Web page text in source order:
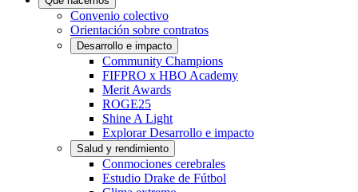
Convenio colectivo
Orientación sobre contratos
Desarrollo e impacto
Community Champions
FIFPRO x HBO Academy
Merit Awards
ROGE25
Shine A Light
Explorar Desarrollo e impacto
Salud y rendimiento
Conmociones cerebrales
Estudio Drake de Fútbol